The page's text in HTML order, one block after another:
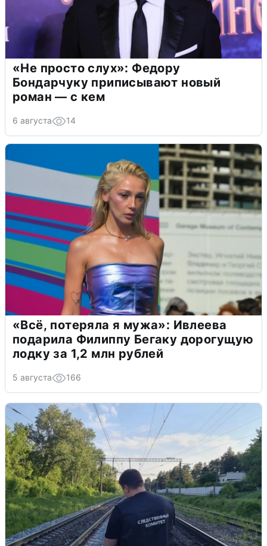
«Не просто слух»: Федору
Бондарчуку приписывают новый
роман — с кем
6 августа 14
«Всё, потеряла я мужа»: Ивлеева
подарила Филиппу Бегаку дорогущую
лодку за 1,2 млн рублей
5 августа 166